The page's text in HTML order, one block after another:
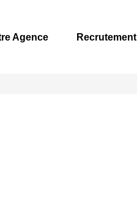
Agence Recrutement